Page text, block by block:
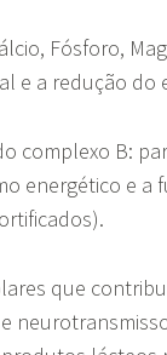
Fósforo,
e a redução do
complexo B:
energético e a
que